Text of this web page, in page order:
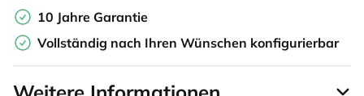
10 Jahre Garantie
Vollständig nach Ihren Wünschen konfigurierbar